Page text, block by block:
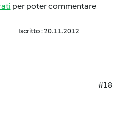
per poter commentare
Iscritto : 20.11.2012
#18